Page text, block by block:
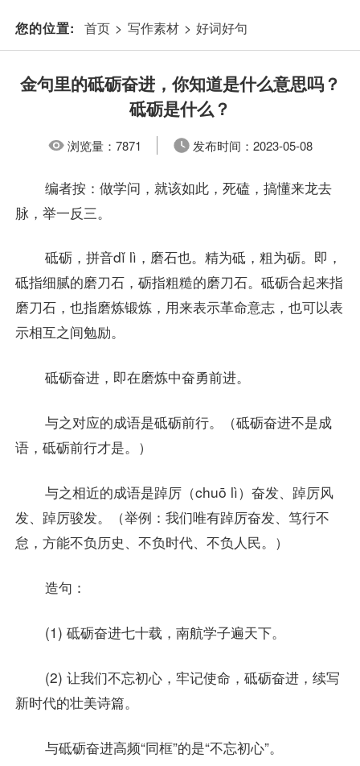
您的位置: 首页 > 写作素材 > 好词好句
金句里的砥砺奋进，你知道是什么意思吗？
砥砺是什么？
浏览量：7871 发布时间： 2023-05-08
编者按：做学问，就该如此，死磕，搞懂来龙去
脉，举一反三。
砥砺，拼音dǐ lì，磨石也。精为砥，粗为砺。即，
砥指细腻的磨刀石，砺指粗糙的磨刀石。砥砺合起来指
磨刀石，也指磨炼锻炼，用来表示革命意志，也可以表
示相互之间勉励。
砥砺奋进，即在磨炼中奋勇前进。
与之对应的成语是砥砺前行。（砥砺奋进不是成
语，砥砺前行才是。）
与之相近的成语是踔厉（chuō lì）奋发、踔厉风
发、踔厉骏发。（举例：我们唯有踔厉奋发、笃行不
怠，方能不负历史、不负时代、不负人民。）
造句：
(1) 砥砺奋进七十载，南航学子遍天下。
(2) 让我们不忘初心，牢记使命，砥砺奋进，续写
新时代的壮美诗篇。
与砥砺奋进高频“同框”的是“不忘初心”。